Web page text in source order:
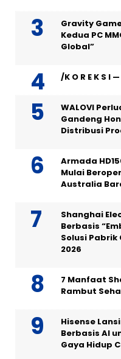
Gravity
Kedua PC
Global”
/K O R E K S
WALOVI
Gandeng
Distribusi
Armada
Mulai
Australia
Shanghai
Berbasis
Solusi Pabrik
2026
7 Manfaat
Rambut
Hisense
Berbasis AI
Gaya Hidup